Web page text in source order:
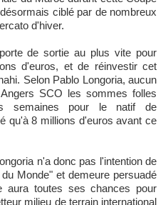
ciblé par de nombreux
d'hiver.
de sortie au plus vite pour
d'euros, et de réinvestir cet
Selon Pablo Longoria, aucun
SCO les sommes folles
semaines pour le natif de
qu'à 8 millions d'euros avant ce
n'a donc pas l'intention de
Monde" et demeure persuadé
aura toutes ses chances pour
milieu de terrain international